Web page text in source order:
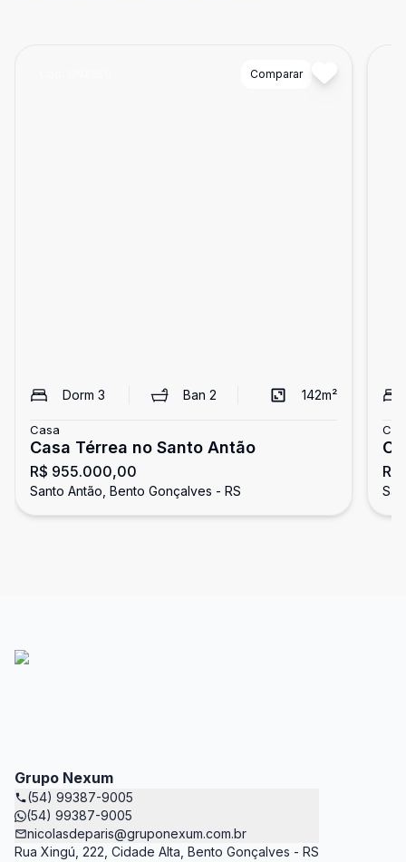
Comparar
Dorm 3 Ban2 142m²
Casa
Casa Térrea no Santo Antão
R$ 955.000,00
Santo Antão, Bento Gonçalves - RS
Grupo Nexum
(54) 99387-9005
(54) 99387-9005
nicolasdeparis@gruponexum.com.br
Rua Xingú, 222, Cidade Alta, Bento Gonçalves - RS